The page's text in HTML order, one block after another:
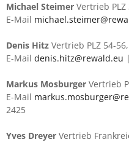
Michael Steimer Vertrieb PLZ
E-Mail
Denis Hitz Vertrieb PLZ 54-
E-Mail denis.hitz@rewald.eu
Markus Mosburger Vertrieb
E-Mail
2425
Yves Dreyer Vertrieb